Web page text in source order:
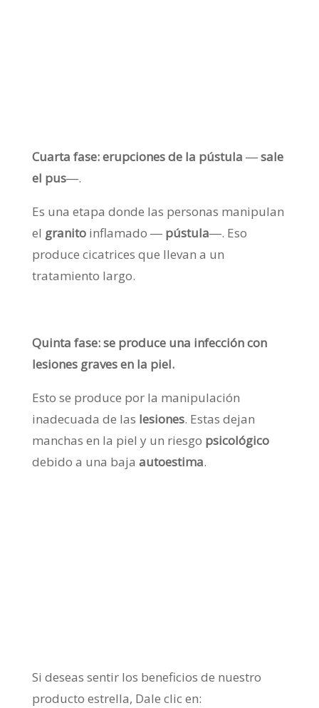
Cuarta fase: erupciones de la pústula ―sale
el pus―.
Es una etapa donde las personas manipulan
el granito inflamado ―pústula―. Eso
produce cicatrices que llevan a un
tratamiento largo.
Quinta fase: se produce una infección con
lesiones graves en la piel.
Esto se produce por la manipulación
inadecuada de las lesiones. Estas dejan
manchas en la piel y un riesgo psicológico
debido a una baja autoestima.
Si deseas sentir los beneficios de nuestro
producto estrella, Dale clic en: